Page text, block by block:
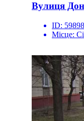
Вулиця
ID: 59898
Місце: